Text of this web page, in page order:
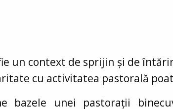
un context de sprijin și de
cu activitatea pastorală
bazele unei pastorații